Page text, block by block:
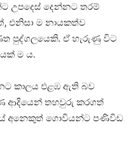
උපදෙස් දෙන්නට තරම්
එනිසා ම නායකත්ව
පුද්ගලයෙකි. ඒ හැරුණු විට
ම ය.
කාලය එළඹ ඇති බව
ආදියෙන් තහවුරු කරගත්
අනෙකුත් ගොවියන්ට පණිවිඩ